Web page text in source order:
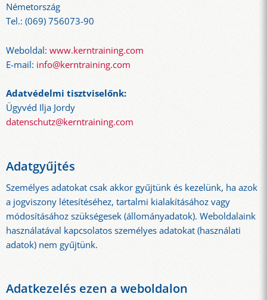
Németország
Tel.: (069) 756073-90
Weboldal: www.kerntraining.com
E-mail: info@kerntraining.com
Adatvédelmi tisztviselőnk:
Ügyvéd Ilja Jordy
datenschutz@kerntraining.com
Adatgyűjtés
Személyes adatokat csak akkor gyűjtünk és kezelünk, ha azok
a jogviszony létesítéséhez, tartalmi kialakításához vagy
módosításához szükségesek (állományadatok). Weboldalaink
használatával kapcsolatos személyes adatokat (használati
adatok) nem gyűjtünk.
Adatkezelés ezen a weboldalon